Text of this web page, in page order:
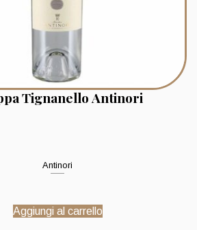
Tignanello Antinori
Antinori
Aggiungi al carrello